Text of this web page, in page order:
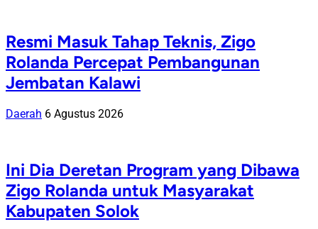
Resmi Masuk Tahap Teknis, Zigo
Rolanda Percepat Pembangunan
Jembatan Kalawi
Daerah 6 Agustus 2026
Ini Dia Deretan Program yang Dibawa
Zigo Rolanda untuk Masyarakat
Kabupaten Solok